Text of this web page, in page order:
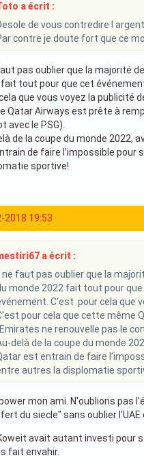
a écrit :
de vous contredire l
contre je doute fort que ce
faut pas oublier que la majorité
tout pour que cet
que vous voyez la publicité
Qatar Airways est prête à
avec le PSG).
de la coupe du monde 2022,
de faire l’impossible
sportive!
2018 19:53
a écrit :
Il ne faut pas oublier que la
monde 2022 fait tout pour
C’est pour cela que
pour cela que cette même
ne renouvelle pas le
delà de la coupe du monde
est entrain de faire
autres la displomatie
mon ami. N'oublions pas
du siecle" sans oublier
avait autant investi pour
fait envahir.